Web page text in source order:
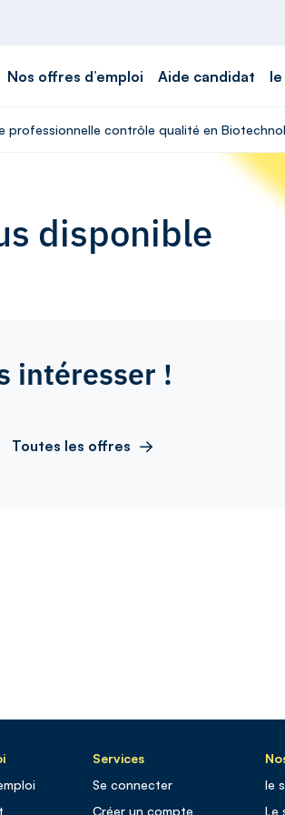
Nos offres d’emploi Aide candidat
professionnelle contrôle qualité en
disponible
intéresser !
Toutes les offres
Services
Se connecter
Créer un compte
le
Le